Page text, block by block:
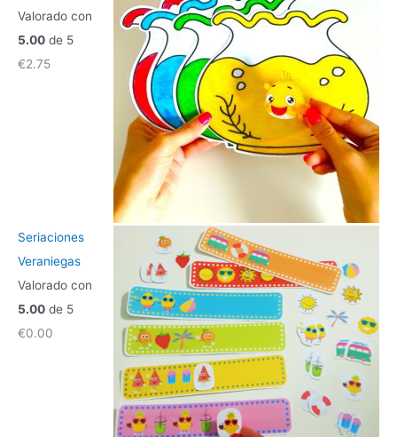
Valorado con
5.00 de 5
€2.75
Seriaciones
Veraniegas
Valorado con
5.00 de 5
€0.00